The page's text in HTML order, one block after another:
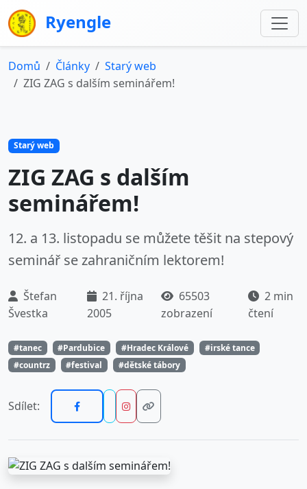
Ryengle
Domů Články
Starý web
ZIG ZAG s dalším seminářem!
Starý web
ZIG ZAG s dalším
seminářem!
12. a 13. listopadu se můžete těšit na stepový
seminář se zahraničním lektorem!
Štefan
Švestka
21. října
2005
65503
zobrazení
2 min
čtení
#tanec #Pardubice #Hradec Králové
#irské tance
#countrz
#festival #dětské tábory
Sdílet: